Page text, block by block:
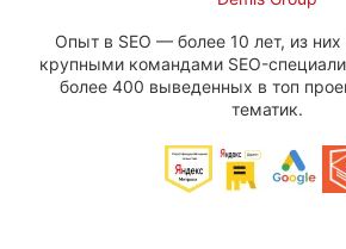
Опыт в SEO — более 10 лет, из
крупными командами SEO-
более 400 выведенных в топ
тематик.